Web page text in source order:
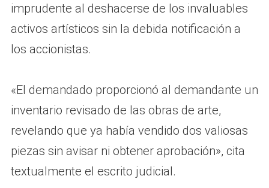
imprudente al deshacerse de los invaluables
activos artísticos sin la debida notificación a
los accionistas.
«El demandado proporcionó al demandante un
inventario revisado de las obras de arte,
revelando que ya había vendido dos valiosas
piezas sin avisar ni obtener aprobación», cita
textualmente el escrito judicial.